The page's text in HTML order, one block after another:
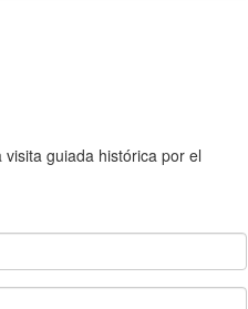
guiada histórica por el